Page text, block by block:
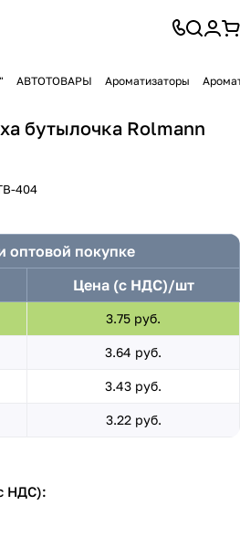
АВТОТОВАРЫ Ароматизаторы
бутылочка Rolmann
404
оптовой покупке
Цена (с НДС)/шт
3.75 руб.
3.64 руб.
3.43 руб.
3.22 руб.
НДС):